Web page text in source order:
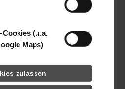
(u.a.
Maps)
zulassen